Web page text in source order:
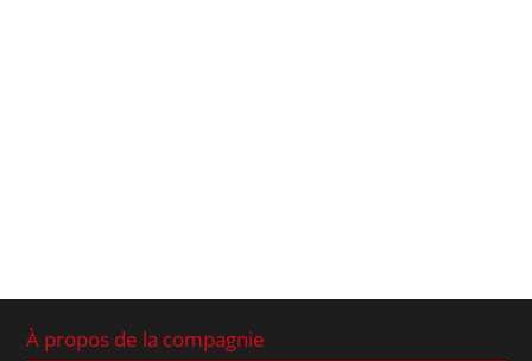
À propos de la compagnie